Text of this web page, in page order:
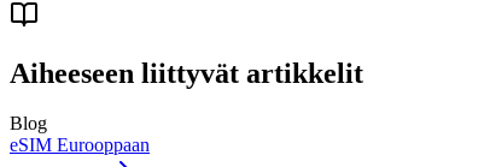
Aiheeseen liittyvät artikkelit
Blog
eSIM Eurooppaan